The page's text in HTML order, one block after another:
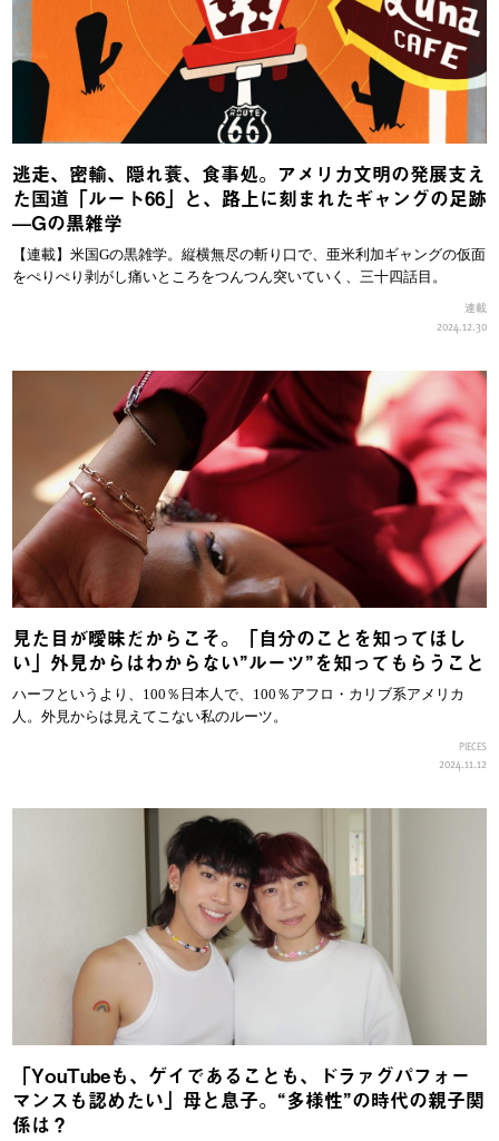
逃走、密輸、隠れ蓑、食事処。アメリカ文明の発展支え
た国道「ルート66」と、路上に刻まれたギャングの足跡
—Gの黒雑学
【連載】米国Gの黒雑学。縦横無尽の斬り口で、亜米利加ギャングの仮面
をぺりぺり剥がし痛いところをつんつん突いていく、三十四話目。
連載
2024.12.30
見た目が曖昧だからこそ。「自分のことを知ってほし
い」外見からはわからない”ルーツ”を知ってもらうこと
ハーフというより、100％日本人で、100％アフロ・カリブ系アメリカ
人。外見からは見えてこない私のルーツ。
PIECES
2024.11.12
「YouTubeも、ゲイであることも、ドラァグパフォー
マンスも認めたい」母と息子。“多様性”の時代の親子関
係は？